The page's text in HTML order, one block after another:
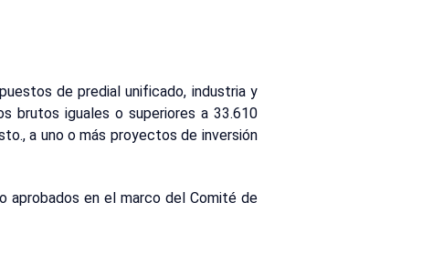
de predial unificado, industria y
brutos iguales o superiores a 33.610
a uno o más proyectos de inversión
aprobados en el marco del Comité de